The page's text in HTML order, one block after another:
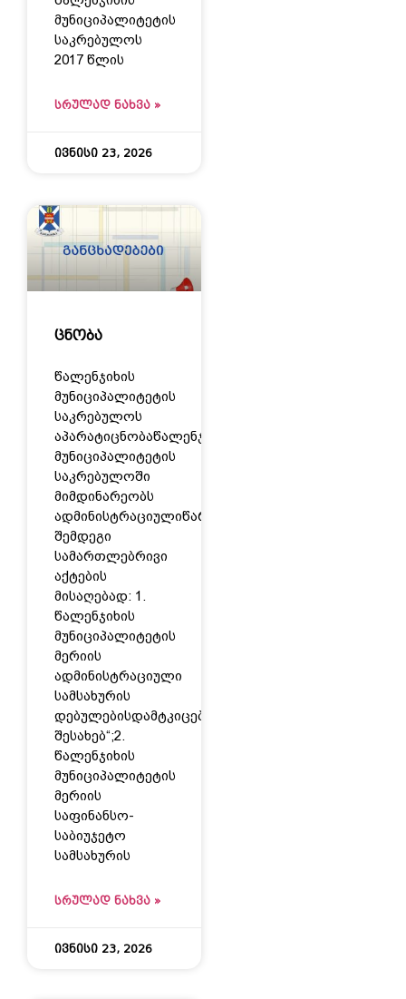
მუნიციპალიტეტის
საკრებულოს
2017 წლის
ᲡᲠᲣᲚᲐᲓ ᲜᲐᲮᲕᲐ »
ივნისი 23, 2026
ცნობა
წალენჯიხის
მუნიციპალიტეტის
საკრებულოს
აპარატიცნობაწალენჯიხის
მუნიციპალიტეტის
საკრებულოში
მიმდინარეობს
ადმინისტრაციულიწარმოება
შემდეგი
სამართლებრივი
აქტების
მისაღებად: 1.
წალენჯიხის
მუნიციპალიტეტის
მერიის
ადმინისტრაციული
სამსახურის
დებულებისდამტკიცების
შესახებ“;2.
წალენჯიხის
მუნიციპალიტეტის
მერიის
საფინანსო-
საბიუჯეტო
სამსახურის
ᲡᲠᲣᲚᲐᲓ ᲜᲐᲮᲕᲐ »
ივნისი 23, 2026